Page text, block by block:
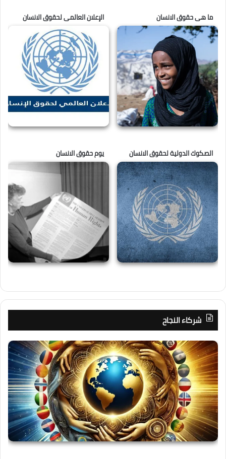
ما هى حقوق الانسان الإعلان العالمى لحقوق الانسان
الصكوك الدولية لحقوق الانسان يوم حقوق الانسان
شركاء النجاح